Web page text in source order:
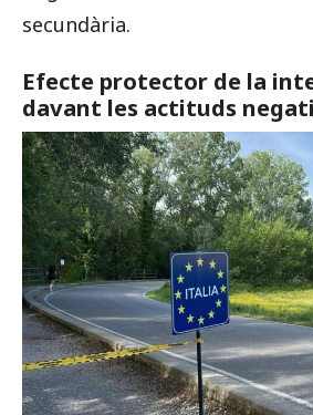
secundària.
Efecte protector de la
davant les actituds